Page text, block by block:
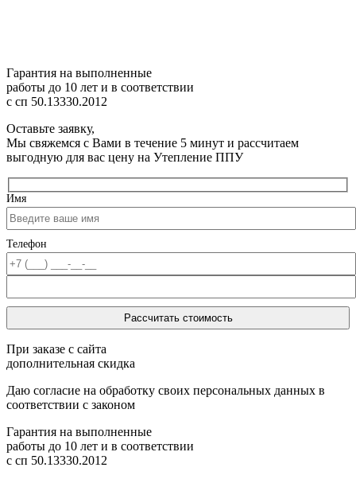
Гарантия на выполненные
работы до 10 лет и в соответствии
с сп 50.13330.2012
Оставьте заявку,
Мы свяжемся с Вами в течение 5 минут и рассчитаем
выгодную для вас цену на Утепление ППУ
Имя
Телефон
При заказе с сайта
дополнительная скидка
Даю согласие на обработку своих персональных данных в
соответствии с законом
Гарантия на выполненные
работы до 10 лет и в соответствии
с сп 50.13330.2012